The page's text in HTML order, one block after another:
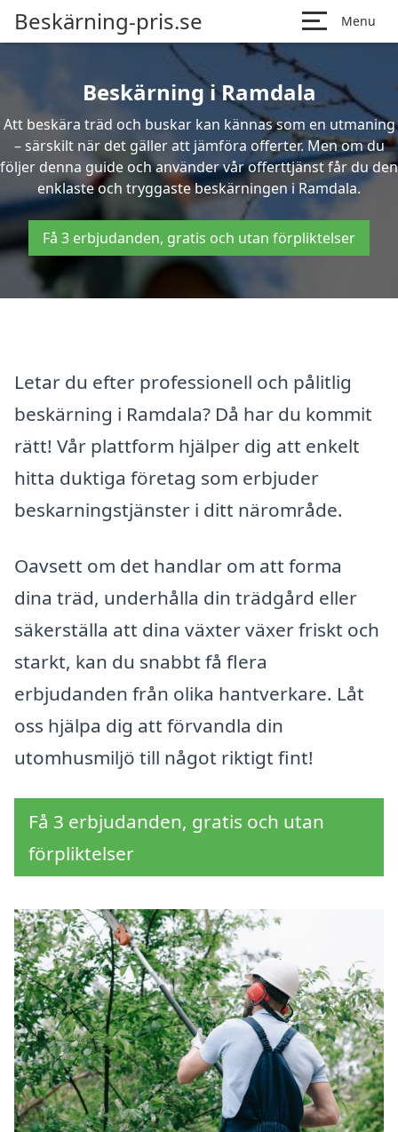
Beskärning-pris.se Menu
Beskärning i Ramdala
Att beskära träd och buskar kan kännas som en utmaning
– särskilt när det gäller att jämföra offerter. Men om du
följer denna guide och använder vår offerttjänst får du den
enklaste och tryggaste beskärningen i Ramdala.
Få 3 erbjudanden, gratis och utan förpliktelser
Letar du efter professionell och pålitlig
beskärning i Ramdala? Då har du kommit
rätt! Vår plattform hjälper dig att enkelt
hitta duktiga företag som erbjuder
beskarningstjänster i ditt närområde.
Oavsett om det handlar om att forma
dina träd, underhålla din trädgård eller
säkerställa att dina växter växer friskt och
starkt, kan du snabbt få flera
erbjudanden från olika hantverkare. Låt
oss hjälpa dig att förvandla din
utomhusmiljö till något riktigt fint!
Få 3 erbjudanden, gratis och utan
förpliktelser